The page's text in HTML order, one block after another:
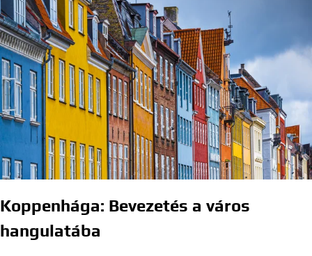
Koppenhága: Bevezetés a város
hangulatába